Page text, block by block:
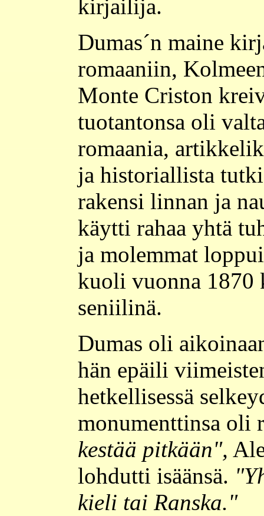
kirjailija.
Dumas´n maine
romaaniin,
Monte Criston
tuotantonsa oli
romaania,
ja historiallista
rakensi linnan ja
käytti rahaa yhtä
ja molemmat
kuoli vuonna 1870
seniilinä.
Dumas oli
hän epäili
hetkellisessä
monumenttinsa oli
kestää pitkään",
lohdutti isäänsä.
kieli tai Ranska."